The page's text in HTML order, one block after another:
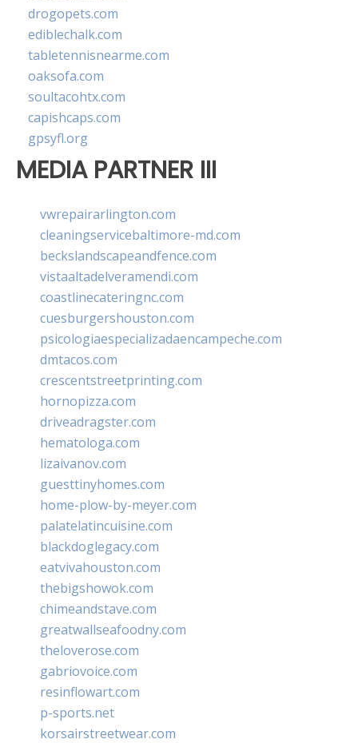
drogopets.com
ediblechalk.com
tabletennisnearme.com
oaksofa.com
soultacohtx.com
capishcaps.com
gpsyfl.org
MEDIA PARTNER III
vwrepairarlington.com
cleaningservicebaltimore-md.com
beckslandscapeandfence.com
vistaaltadelveramendi.com
coastlinecateringnc.com
cuesburgershouston.com
psicologiaespecializadaencampeche.com
dmtacos.com
crescentstreetprinting.com
hornopizza.com
driveadragster.com
hematologa.com
lizaivanov.com
guesttinyhomes.com
home-plow-by-meyer.com
palatelatincuisine.com
blackdoglegacy.com
eatvivahouston.com
thebigshowok.com
chimeandstave.com
greatwallseafoodny.com
theloverose.com
gabriovoice.com
resinflowart.com
p-sports.net
korsairstreetwear.com